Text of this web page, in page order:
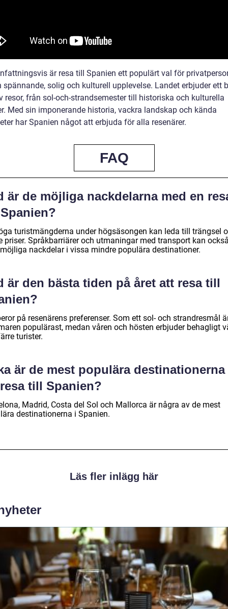
är resa till Spanien ett populärt val för
spännande, solig och kulturell upplevelse. Landet erbjuder ett
resor, från sol-och-strandsemester till historiska och kulturella
Med sin imponerande historia, vackra landskap och kända
har Spanien något att erbjuda för alla resenärer.
FAQ
är de möjliga nackdelarna med en
turistmängderna under högsäsongen kan leda till trängsel
priser. Språkbarriärer och utmaningar med transport kan
nackdelar i vissa mindre populära destinationer.
är den bästa tiden på året att resa till
på resenärens preferenser. Som ett sol- och strandresmål
populärast, medan våren och hösten erbjuder behagligt
turister.
är de mest populära
till Spanien?
Madrid, Costa del Sol och Mallorca är några av de mest
destinationerna i Spanien.
Läs fler inlägg här